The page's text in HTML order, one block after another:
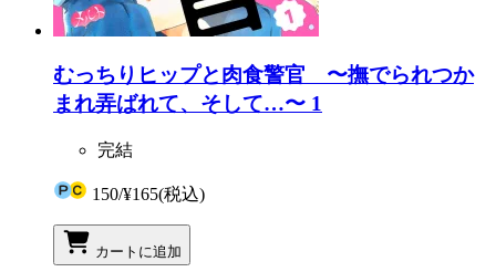
むっちりヒップと肉食警官 〜撫でられつか
まれ弄ばれて、そして…〜 1
完結
150/¥165(税込)
カートに追加